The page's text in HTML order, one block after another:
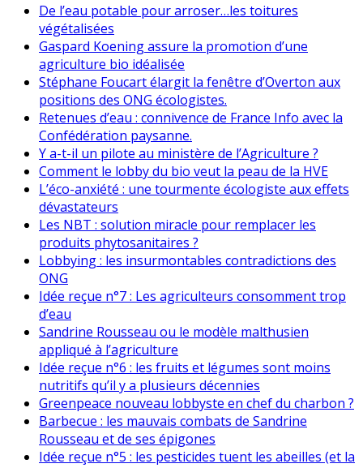
De l’eau potable pour arroser…les toitures
végétalisées
Gaspard Koening assure la promotion d’une
agriculture bio idéalisée
Stéphane Foucart élargit la fenêtre d’Overton aux
positions des ONG écologistes.
Retenues d’eau : connivence de France Info avec la
Confédération paysanne.
Y a-t-il un pilote au ministère de l’Agriculture ?
Comment le lobby du bio veut la peau de la HVE
L’éco-anxiété : une tourmente écologiste aux effets
dévastateurs
Les NBT : solution miracle pour remplacer les
produits phytosanitaires ?
Lobbying : les insurmontables contradictions des
ONG
Idée reçue n°7 : Les agriculteurs consomment trop
d’eau
Sandrine Rousseau ou le modèle malthusien
appliqué à l’agriculture
Idée reçue n°6 : les fruits et légumes sont moins
nutritifs qu’il y a plusieurs décennies
Greenpeace nouveau lobbyste en chef du charbon ?
Barbecue : les mauvais combats de Sandrine
Rousseau et de ses épigones
Idée reçue n°5 : les pesticides tuent les abeilles (et la